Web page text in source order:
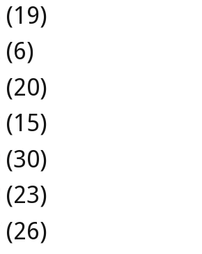
(19)
(6)
(20)
(15)
(30)
(23)
(26)